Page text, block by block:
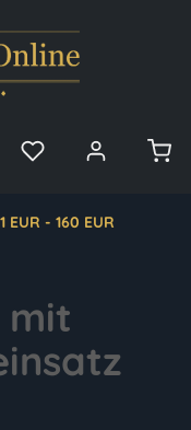
EUR - 160 EUR
mit